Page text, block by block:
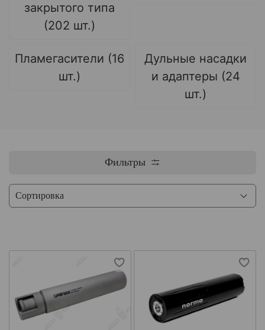
закрытого типа
(202 шт.)
Пламегасители (16
шт.)
Дульные насадки
и адаптеры (24
шт.)
Фильтры